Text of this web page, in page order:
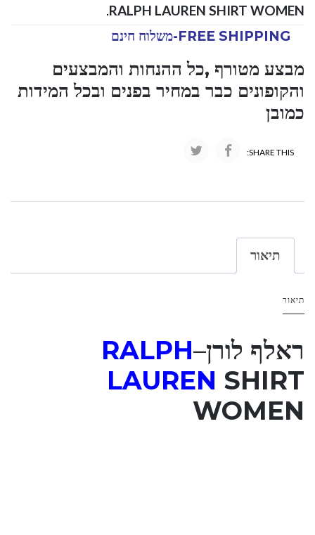
RALPH LAUREN SHIRT WOMEN
.
FREE SHIPPING-משלוח חינם
מבצע מטורף ,כל ההנחות והמבצעים
והקופונים כבר במחיר בפנים ובכל המידות
כמובן
SHARE THIS:
תיאור
תיאור
ראלף לורן–
RALPH
LAUREN SHIRT
WOMEN